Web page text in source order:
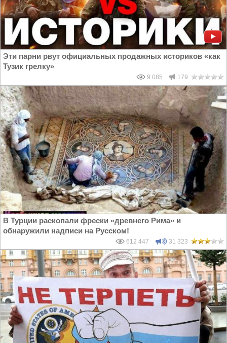
Эти парни рвут официальных продажных историков «как
Тузик грелку»
9 085 179
В Турции раскопали фрески «древнего Рима» и
обнаружили надписи на Русском!
612 447 31 323